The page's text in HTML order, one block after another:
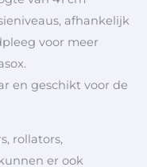
afhankelijk
voor meer
en geschikt voor de
rollators,
er ook